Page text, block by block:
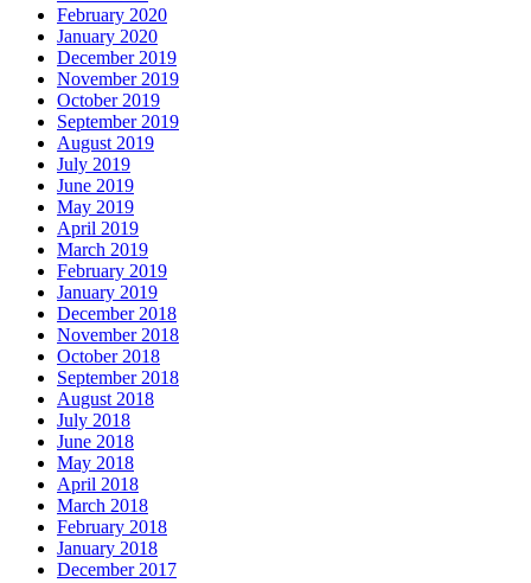
February 2020
January 2020
December 2019
November 2019
October 2019
September 2019
August 2019
July 2019
June 2019
May 2019
April 2019
March 2019
February 2019
January 2019
December 2018
November 2018
October 2018
September 2018
August 2018
July 2018
June 2018
May 2018
April 2018
March 2018
February 2018
January 2018
December 2017